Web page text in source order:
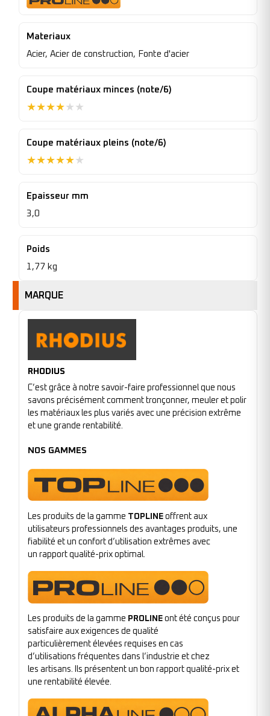
Materiaux
Acier, Acier de construction, Fonte d'acier
Coupe matériaux minces (note/6)
★★★★★ ★
Coupe matériaux pleins (note/6)
★★★★★★
Epaisseur mm
3,0
Poids
1,77 kg
MARQUE
RHODIUS
C’est grâce à notre savoir-faire professionnel que nous
savons précisément comment tronçonner, meuler et polir
les matériaux les plus variés avec une précision extrême
et une grande rentabilité.
NOS GAMMES
Les produits de la gamme TOPLINE offrent aux
utilisateurs professionnels des avantages produits, une
fiabilité et un confort d’utilisation extrêmes avec
un rapport qualité-prix optimal.
Les produits de la gamme PROLINE ont été conçus pour
satisfaire aux exigences de qualité
particulièrement élevées requises en cas
d’utilisations fréquentes dans l’industrie et chez
les artisans. Ils présentent un bon rapport qualité-prix et
une rentabilité élevée.